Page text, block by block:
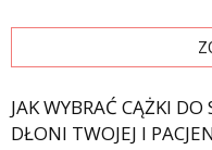
JAK WYBRAĆ CĄŻKI
DŁONI TWOJEJ I